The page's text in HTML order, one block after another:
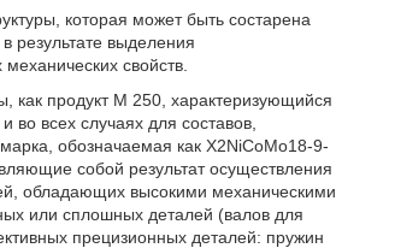
которая может быть состарена
результате выделения
свойств.
как продукт М 250, характеризующийся
всех случаях для составов,
обозначаемая как X2NiCoMo18-9-
собой результат осуществления
обладающих высокими механическими
или сплошных деталей (валов для
прецизионных деталей: пружин